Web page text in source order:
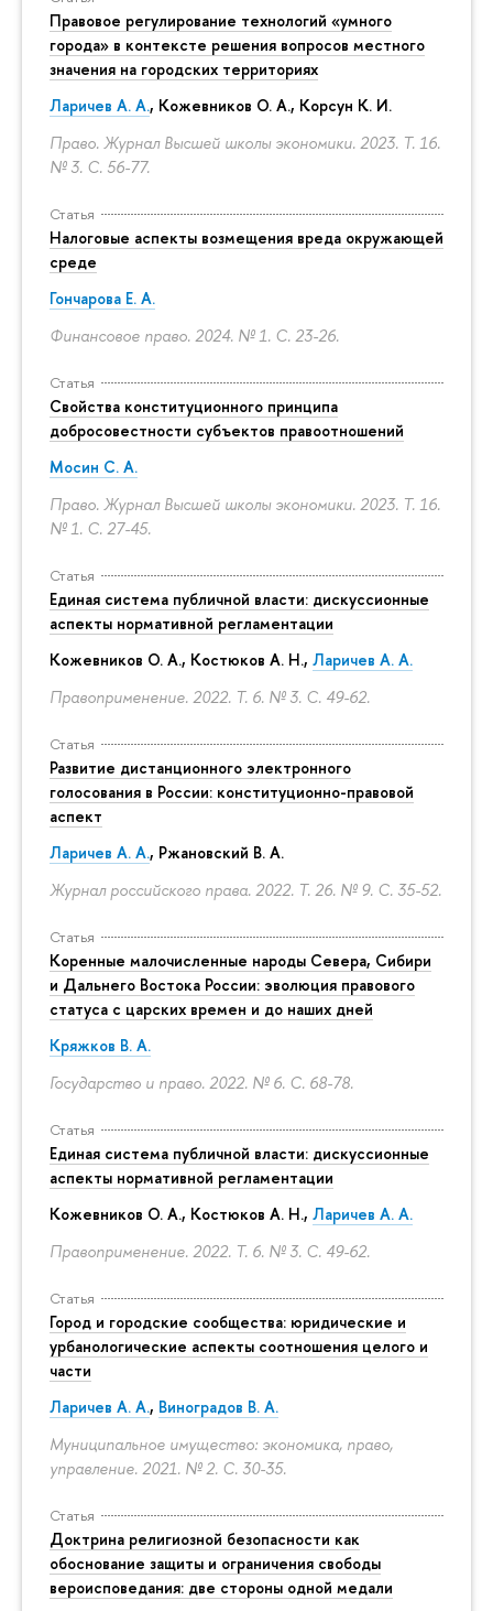
Правовое регулирование технологий «умного
города» в контексте решения вопросов местного
значения на городских территориях
Ларичев А. А., Кожевников О. А., Корсун К. И.
Право. Журнал Высшей школы экономики. 2023. Т. 16.
№ 3. С. 56-77.
Статья
Налоговые аспекты возмещения вреда окружающей
среде
Гончарова Е. А.
Финансовое право. 2024. № 1. С. 23-26.
Статья
Свойства конституционного принципа
добросовестности субъектов правоотношений
Мосин С. А.
Право. Журнал Высшей школы экономики. 2023. Т. 16.
№ 1. С. 27-45.
Статья
Единая система публичной власти: дискуссионные
аспекты нормативной регламентации
Кожевников О. А., Костюков А. Н., Ларичев А. А.
Правоприменение. 2022. Т. 6. № 3. С. 49-62.
Статья
Развитие дистанционного электронного
голосования в России: конституционно-правовой
аспект
Ларичев А. А., Ржановский В. А.
Журнал российского права. 2022. Т. 26. № 9. С. 35-52.
Статья
Коренные малочисленные народы Севера, Сибири
и Дальнего Востока России: эволюция правового
статуса с царских времен и до наших дней
Кряжков В. А.
Государство и право. 2022. № 6. С. 68-78.
Статья
Единая система публичной власти: дискуссионные
аспекты нормативной регламентации
Кожевников О. А., Костюков А. Н., Ларичев А. А.
Правоприменение. 2022. Т. 6. № 3. С. 49-62.
Статья
Город и городские сообщества: юридические и
урбанологические аспекты соотношения целого и
части
Ларичев А. А., Виноградов В. А.
Муниципальное имущество: экономика, право,
управление. 2021. № 2. С. 30-35.
Статья
Доктрина религиозной безопасности как
обоснование защиты и ограничения свободы
вероисповедания: две стороны одной медали